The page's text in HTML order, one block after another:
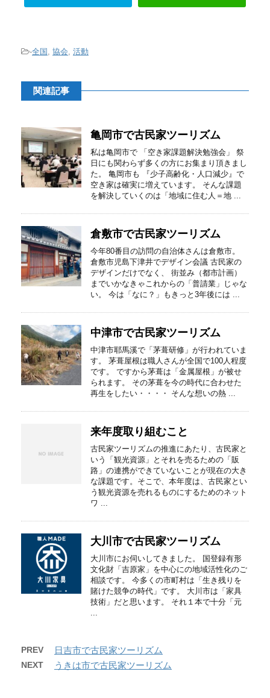
-全国 , 協会, 活動
関連記事
亀岡市で古民家ツーリズム
私は亀岡市で 「空き家課題解決勉強会」 祭
日にも関わらず多くの方にお集まり頂きまし
た。 亀岡市も 『少子高齢化・人口減少』で
空き家は確実に増えています。 そんな課題
を解決していくのは「地域に住む人＝地 ...
倉敷市で古民家ツーリズム
今年80番目の訪問の自治体さんは倉敷市。
倉敷市児島下津井でデザイン会議 古民家の
デザインだけでなく、 街並み（都市計画）
までいかなきゃこれからの「普請業」じゃな
い。 今は「なに？」もきっと3年後には ...
中津市で古民家ツーリズム
中津市耶馬溪で「茅葺研修」が行われていま
す。 茅葺屋根は職人さんが全国で100人程度
です。 ですから茅葺は「金属屋根」が被せ
られます。 その茅葺を今の時代に合わせた
再生をしたい・・・・ そんな想いの熱 ...
来年度取り組むこと
古民家ツーリズムの推進にあたり、古民家と
いう「観光資源」とそれを売るための「販
路」の連携ができていないことが現在の大き
な課題です。そこで、本年度は、古民家とい
う観光資源を売れるものにするためのネット
ワ ...
大川市で古民家ツーリズム
大川市にお伺いしてきました。 国登録有形
文化財「吉原家」を中心にの地域活性化のご
相談です。 今多くの市町村は「生き残りを
賭けた競争の時代」です。 大川市は「家具
技術」だと思います。 それ１本で十分「元
...
PREV 日吉市で古民家ツーリズム
NEXT うきは市で古民家ツーリズム